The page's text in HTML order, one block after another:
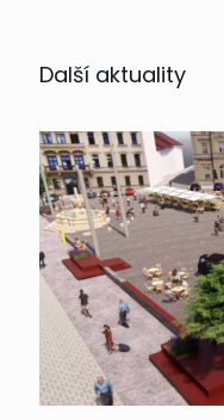
Další aktuality